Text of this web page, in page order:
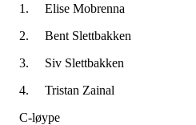
1. Elise Mobrenna
2. Bent Slettbakken
3. Siv Slettbakken
4. Tristan Zainal
C-løype